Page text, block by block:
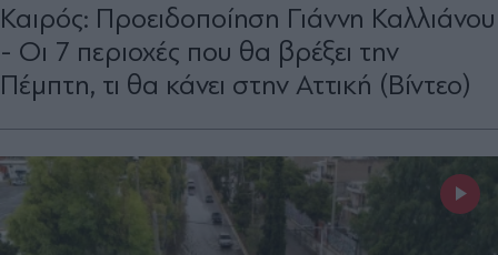
Καιρός: Προειδοποίηση Γιάννη Καλλιάνου
- Οι 7 περιοχές που θα βρέξει την
Πέμπτη, τι θα κάνει στην Αττική (Βίντεο)